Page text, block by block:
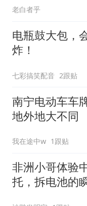
老白者乎
电瓶鼓大包，
炸！
七彩搞笑配音 2跟贴
南宁电动车车
地外地大不同
我在途中w 1跟贴
非洲小哥体验
托，拆电池的